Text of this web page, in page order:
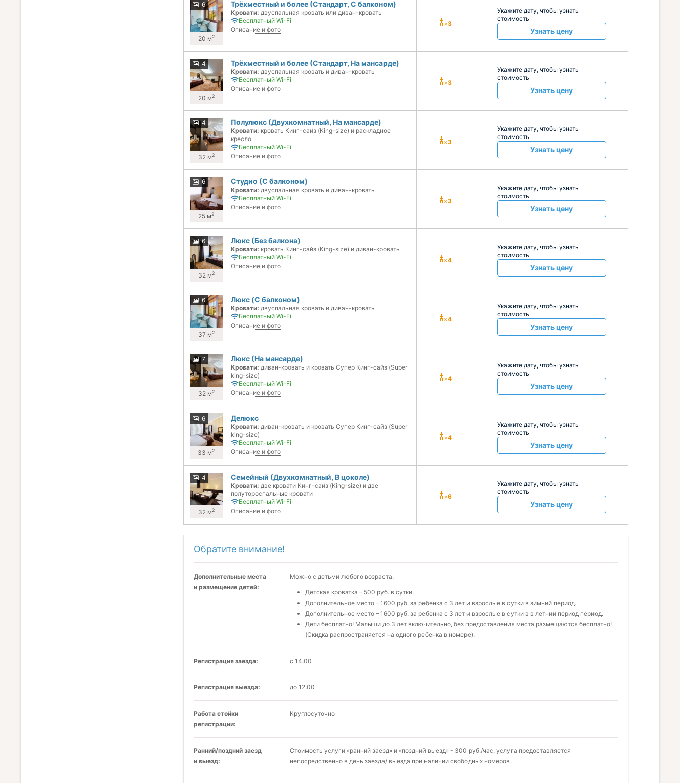
6
20 м2
Трёхместный и более (Стандарт, С балконом)
Кровати: двуспальная кровать или диван-кровать
Бесплатный Wi-Fi
Описание и фото
×3
Укажите дату, чтобы узнать
стоимость
Узнать цену
4
20 м2
Трёхместный и более (Стандарт, На мансарде)
Кровати: двуспальная кровать и диван-кровать
Бесплатный Wi-Fi
Описание и фото
×3
Укажите дату, чтобы узнать
стоимость
Узнать цену
4
32 м2
Полулюкс (Двухкомнатный, На мансарде)
Кровати: кровать Кинг-сайз (King-size) и раскладное
кресло
Бесплатный Wi-Fi
Описание и фото
×3
Укажите дату, чтобы узнать
стоимость
Узнать цену
6
25 м2
Студио (С балконом)
Кровати: двуспальная кровать и диван-кровать
Бесплатный Wi-Fi
Описание и фото
×3
Укажите дату, чтобы узнать
стоимость
Узнать цену
6
32 м2
Люкс (Без балкона)
Кровати: кровать Кинг-сайз (King-size) и диван-кровать
Бесплатный Wi-Fi
Описание и фото
×4
Укажите дату, чтобы узнать
стоимость
Узнать цену
6
37 м2
Люкс (C балконом)
Кровати: двуспальная кровать и диван-кровать
Бесплатный Wi-Fi
Описание и фото
×4
Укажите дату, чтобы узнать
стоимость
Узнать цену
7
32 м2
Люкс (На мансарде)
Кровати: диван-кровать и кровать Супер Кинг-сайз (Super
king-size)
Бесплатный Wi-Fi
Описание и фото
×4
Укажите дату, чтобы узнать
стоимость
Узнать цену
6
33 м2
Делюкс
Кровати: диван-кровать и кровать Супер Кинг-сайз (Super
king-size)
Бесплатный Wi-Fi
Описание и фото
×4
Укажите дату, чтобы узнать
стоимость
Узнать цену
4
32 м2
Семейный (Двухкомнатный, В цоколе)
Кровати: две кровати Кинг-сайз (King-size) и две
полутороспальные кровати
Бесплатный Wi-Fi
Описание и фото
×6
Укажите дату, чтобы узнать
стоимость
Узнать цену
Обратите внимание!
Дополнительные места
и размещение детей:
Можно с детьми любого возраста.
Детская кроватка – 500 руб. в сутки.
Дополнительное место – 1600 руб. за ребенка с 3 лет и взрослые в сутки в зимний период.
Дополнительное место – 1600 руб. за ребенка с 3 лет и взрослые в сутки в в летний период период.
Дети бесплатно! Малыши до 3 лет включительно, без предоставления места размещаются бесплатно!
(Скидка распространяется на одного ребенка в номере).
Регистрация заезда: с 14:00
Регистрация выезда: до 12:00
Работа стойки
регистрации:
Круглосуточно
Ранний/поздний заезд
и выезд:
Стоимость услуги «ранний заезд» и «поздний выезд» - 300 руб./час, услуга предоставляется
непосредственно в день заезда/ выезда при наличии свободных номеров.